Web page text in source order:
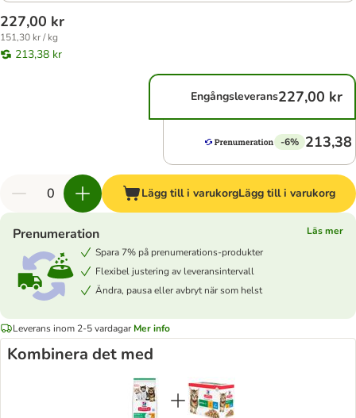
227,00 kr
151,30 kr / kg
213,38 kr
Engångsleverans227,00 kr
-6% 213,38
Lägg till i varukorgLägg till i varukorg
Prenumeration
Läs mer
Spara 7% på prenumerations-produkter
Flexibel justering av leveransintervall
Ändra, pausa eller avbryt när som helst
Leverans inom 2-5 vardagar Mer info
Kombinera det med